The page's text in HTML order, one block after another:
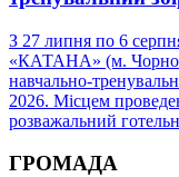
З 27 липня по 6
«КАТАНА» (м.
навчально-
2026. Місцем
розважальний
ГРОМАДА